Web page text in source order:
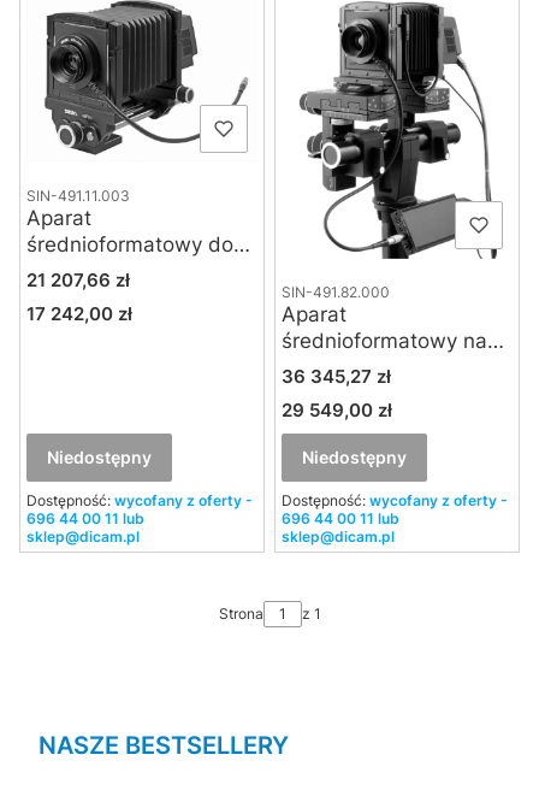
SIN-491.11.003
Aparat
średnioformatowy do
reprodukcji Sinar rePro
Cena
21 207,66 zł
Cena
17 242,00 zł
Niedostępny
Dostępność: wycofany z oferty -
696 44 00 11 lub
sklep@dicam.pl
SIN-491.82.000
Aparat
średnioformatowy na
ławie optycznej Sinar
Cena
36 345,27 zł
Cena
29 549,00 zł
Niedostępny
Dostępność: wycofany z oferty -
696 44 00 11 lub
sklep@dicam.pl
Strona z 1
NASZE BESTSELLERY